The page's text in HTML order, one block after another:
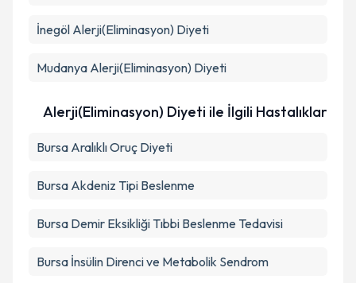
İnegöl Alerji(Eliminasyon) Diyeti
Mudanya Alerji(Eliminasyon) Diyeti
Alerji(Eliminasyon) Diyeti ile İlgili Hastalıklar
Bursa Aralıklı Oruç Diyeti
Bursa Akdeniz Tipi Beslenme
Bursa Demir Eksikliği Tıbbi Beslenme Tedavisi
Bursa İnsülin Direnci ve Metabolik Sendrom